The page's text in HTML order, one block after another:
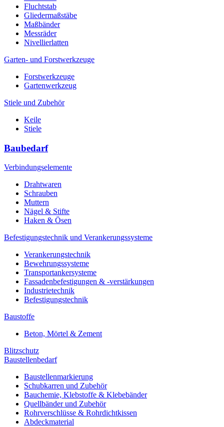
Fluchtstab
Gliedermaßstäbe
Maßbänder
Messräder
Nivellierlatten
Garten- und Forstwerkzeuge
Forstwerkzeuge
Gartenwerkzeug
Stiele und Zubehör
Keile
Stiele
Baubedarf
Verbindungselemente
Drahtwaren
Schrauben
Muttern
Nägel & Stifte
Haken & Ösen
Befestigungstechnik und Verankerungssysteme
Verankerungstechnik
Bewehrungssysteme
Transportankersysteme
Fassadenbefestigungen & -verstärkungen
Industrietechnik
Befestigungstechnik
Baustoffe
Beton, Mörtel & Zement
Blitzschutz
Baustellenbedarf
Baustellenmarkierung
Schubkarren und Zubehör
Bauchemie, Klebstoffe & Klebebänder
Quellbänder und Zubehör
Rohrverschlüsse & Rohrdichtkissen
Abdeckmaterial